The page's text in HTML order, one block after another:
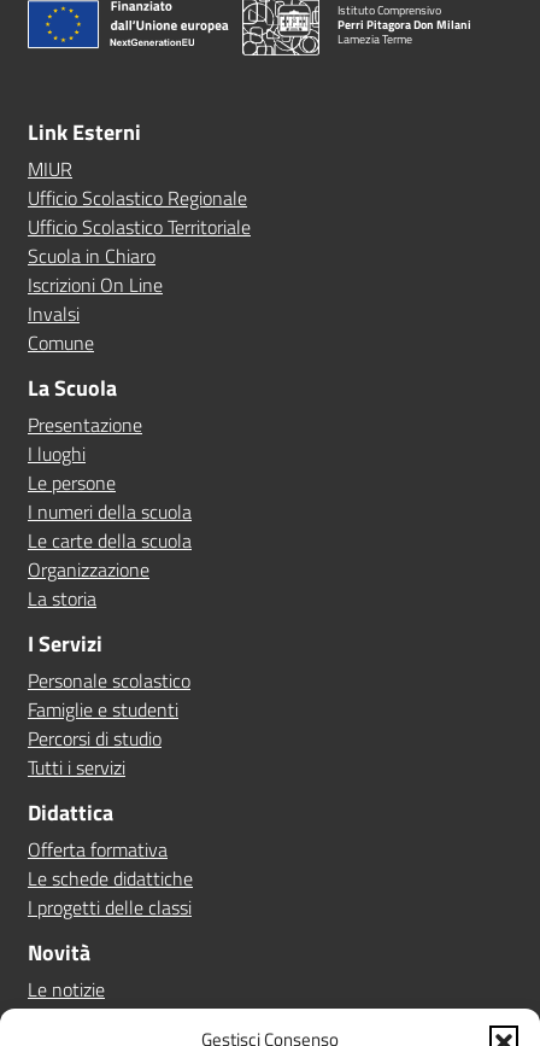
Gestisci Consenso
Istituto Comprensivo
Perri Pitagora Don Milani
Lamezia Terme
Link Esterni
MIUR
Ufficio Scolastico Regionale
Ufficio Scolastico Territoriale
Scuola in Chiaro
Iscrizioni On Line
Invalsi
Comune
La Scuola
Presentazione
I luoghi
Le persone
I numeri della scuola
Le carte della scuola
Organizzazione
La storia
I Servizi
Personale scolastico
Famiglie e studenti
Percorsi di studio
Tutti i servizi
Didattica
Offerta formativa
Le schede didattiche
I progetti delle classi
Novità
Le notizie
Le circolari